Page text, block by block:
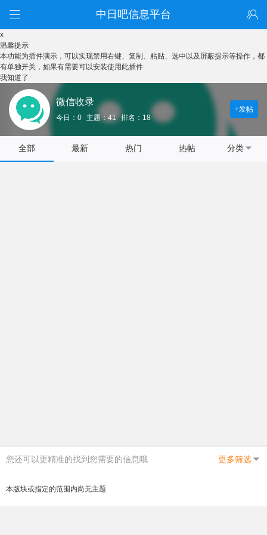
中日吧信息平台
x
温馨提示
本功能为插件演示，可以实现禁用右键、复制、粘贴、选中以及屏蔽提示等操作，都
有单独开关，如果有需要可以安装使用此插件
我知道了
微信收录
今日：0 主题：41 排名：18
+发帖
全部 最新 热门 热帖 分类
您还可以更精准的找到您需要的信息哦 更多筛选
本版块或指定的范围内尚无主题